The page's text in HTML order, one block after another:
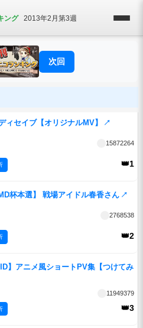
ング 2013年2月第3週
次回
ィセイブ【オリジナルMV】 ↗
15872264
👑1
杯本選】 戦場アイドル春香さん ↗
2768538
👑2
】アニメ風ショートPV集【つけてみ
11949379
👑3